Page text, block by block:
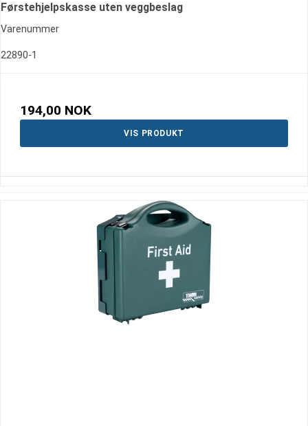
Førstehjelpskasse uten veggbeslag
Varenummer
22890-1
194,00 NOK
VIS PRODUKT